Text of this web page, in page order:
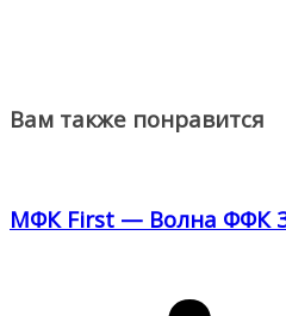
Вам также понравится
МФК First — Волна ФФК